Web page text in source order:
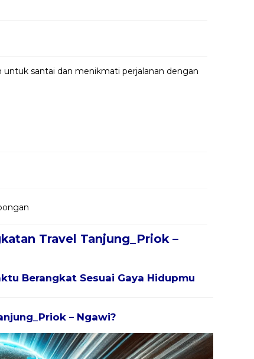
untuk santai dan menikmati perjalanan dengan
Travel Tanjung_Priok –
Berangkat Sesuai Gaya Hidupmu
– Ngawi?